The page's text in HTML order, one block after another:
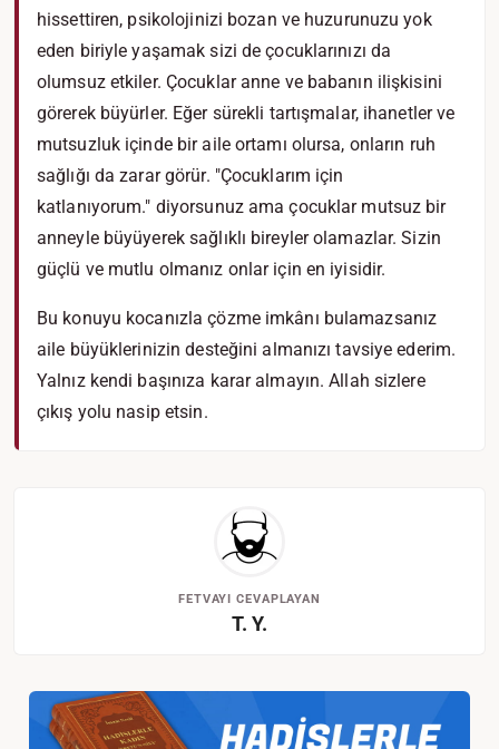
hissettiren, psikolojinizi bozan ve huzurunuzu yok
eden biriyle yaşamak sizi de çocuklarınızı da
olumsuz etkiler. Çocuklar anne ve babanın ilişkisini
görerek büyürler. Eğer sürekli tartışmalar, ihanetler ve
mutsuzluk içinde bir aile ortamı olursa, onların ruh
sağlığı da zarar görür. "Çocuklarım için
katlanıyorum." diyorsunuz ama çocuklar mutsuz bir
anneyle büyüyerek sağlıklı bireyler olamazlar. Sizin
güçlü ve mutlu olmanız onlar için en iyisidir.
Bu konuyu kocanızla çözme imkânı bulamazsanız
aile büyüklerinizin desteğini almanızı tavsiye ederim.
Yalnız kendi başınıza karar almayın. Allah sizlere
çıkış yolu nasip etsin.
FETVAYI CEVAPLAYAN
T. Y.